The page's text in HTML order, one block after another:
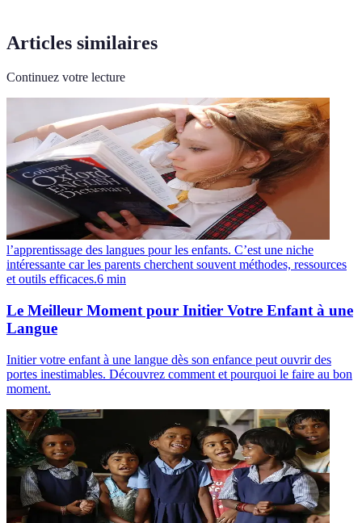
Articles similaires
Continuez votre lecture
l’apprentissage des langues pour les enfants. C’est une niche
intéressante car les parents cherchent souvent méthodes, ressources
et outils efficaces.6 min
Le Meilleur Moment pour Initier Votre Enfant à une
Langue
Initier votre enfant à une langue dès son enfance peut ouvrir des
portes inestimables. Découvrez comment et pourquoi le faire au bon
moment.